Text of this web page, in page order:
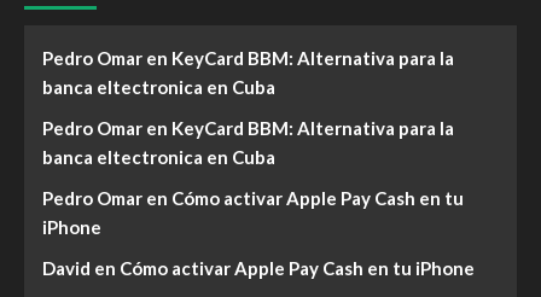
Pedro Omar en KeyCard BBM: Alternativa para la
banca eltectronica en Cuba
Pedro Omar en KeyCard BBM: Alternativa para la
banca eltectronica en Cuba
Pedro Omar en Cómo activar Apple Pay Cash en tu
iPhone
David en Cómo activar Apple Pay Cash en tu iPhone